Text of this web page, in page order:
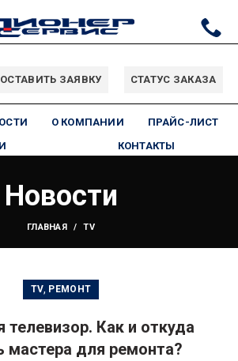
ОСТАВИТЬ ЗАЯВКУ СТАТУС ЗАКАЗА
О КОМПАНИИ
ПРАЙС-ЛИСТ
КОНТАКТЫ
Новости
ГЛАВНАЯ TV
TV, РЕМОНТ
телевизор. Как и откуда
мастера для ремонта?